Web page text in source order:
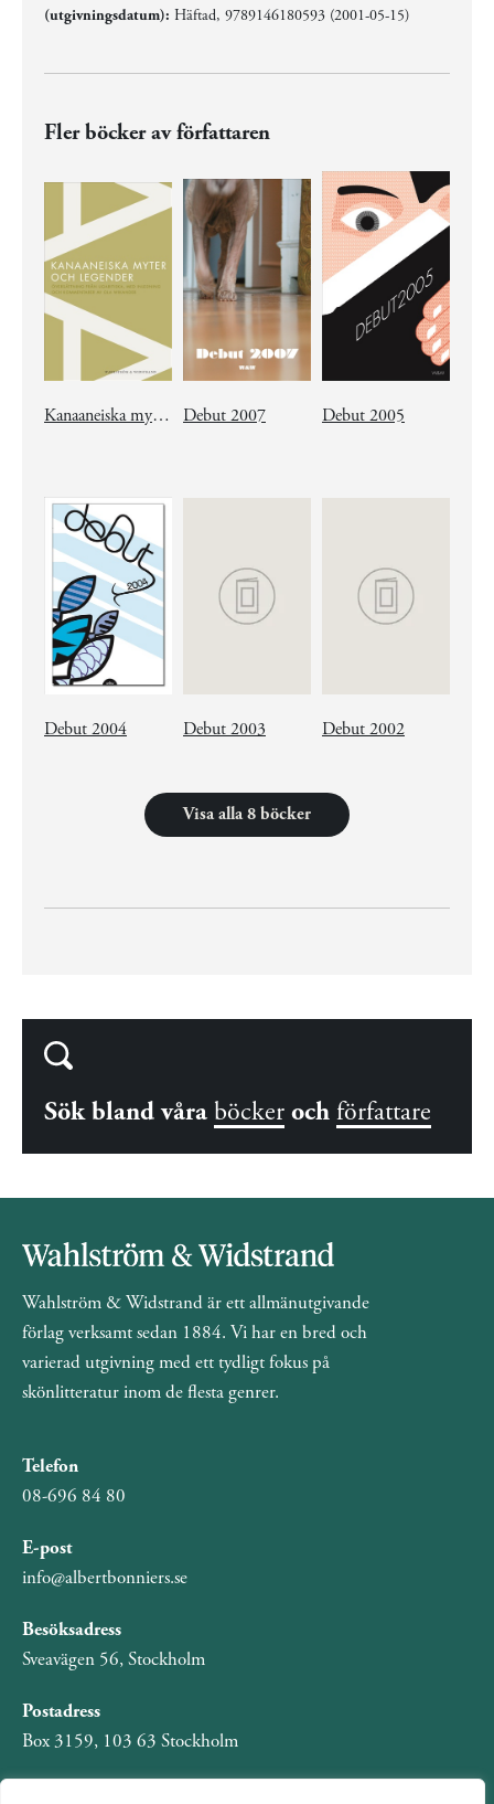
(utgivningsdatum): Häftad, 9789146180593 (2001-05-15)
Fler böcker av författaren
Kanaaneiska myter och legender Debut 2007 Debut 2005
Debut 2004 Debut 2003 Debut 2002
Visa alla 8 böcker
Sök bland våra böcker och författare
Wahlström & Widstrand är ett allmänutgivande
förlag verksamt sedan 1884. Vi har en bred och
varierad utgivning med ett tydligt fokus på
skönlitteratur inom de flesta genrer.
Telefon
08-696 84 80
E-post
info@albertbonniers.se
Besöksadress
Sveavägen 56, Stockholm
Postadress
Box 3159, 103 63 Stockholm